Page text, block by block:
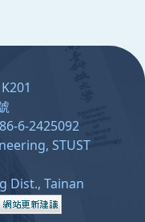
6-2425092
STUST
Dist., Tainan